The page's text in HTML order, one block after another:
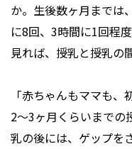
か。生後数ヶ月までは
に8回、3時間に1回程
見れば、授乳と授乳の
「赤ちゃんもママも
2～3ヶ月くらいまでの
乳の後には、ゲップ